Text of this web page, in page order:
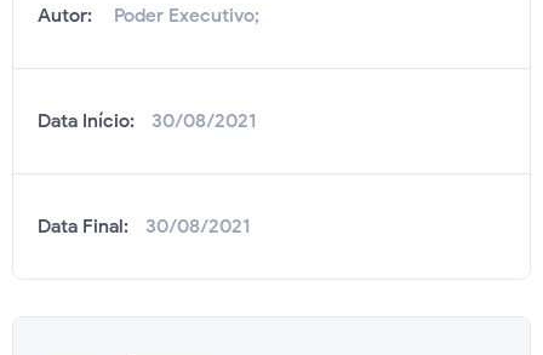
Autor: Poder Executivo;
Data Início: 30/08/2021
Data Final: 30/08/2021